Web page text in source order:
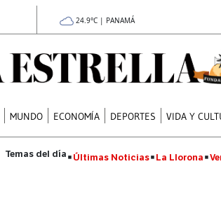
24.9°C | PANAMÁ
MUNDO ECONOMÍA DEPORTES VIDA Y
Últimas Noticias La Llorona